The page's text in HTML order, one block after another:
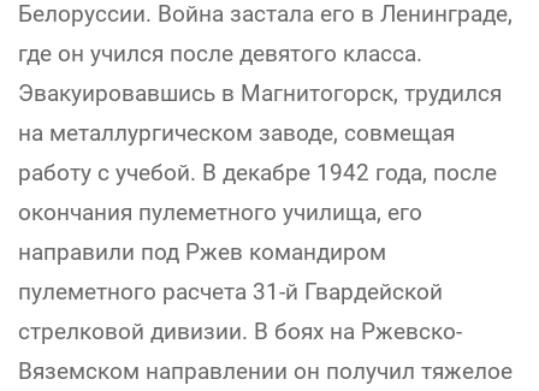
Белоруссии. Война застала его в Ленинграде,
где он учился после девятого класса.
Эвакуировавшись в Магнитогорск, трудился
на металлургическом заводе, совмещая
работу с учебой. В декабре 1942 года, после
окончания пулеметного училища, его
направили под Ржев командиром
пулеметного расчета 31-й Гвардейской
стрелковой дивизии. В боях на Ржевско-
Вяземском направлении он получил тяжелое